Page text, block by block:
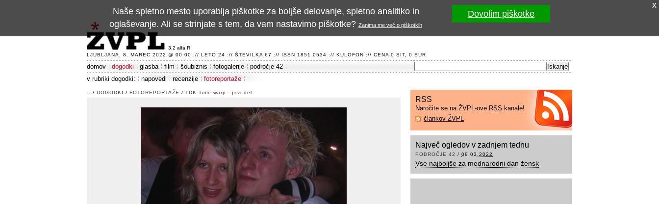
3.2 alfa R
LJUBLJANA, 8. MAREC 2022 @ 00:00 :// LETO 24 :// ŠTEVILKA 67 :// ISSN 1851 0534 :// KULOFON :// CENA 0 SIT, 0 EUR
domov dogodki glasba film šoubiznis fotogalerije
področje 42
v rubriki dogodki:
napovedi recenzije fotoreportaže
/ DOGODKI / FOTOREPORTAŽE / TDK Time warp - prvi del
RSS
Naročite se na ŽVPL-ove RSS kanale!
člankov ŽVPL
Največ ogledov v zadnjem tednu
PODROČJE 42 / 08.03.2022
Vse najboljše za mednarodni dan žensk
x
Naše spletno mesto uporablja piškotke za boljše delovanje, spletno analitiko in
oglaševanje. Ali se strinjate s tem, da vam nastavimo piškotke? Zanima me več o piškotkih
Dovolim piškotke